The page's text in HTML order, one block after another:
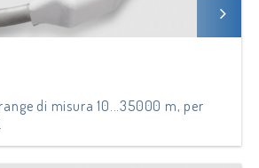
di misura 10...35000 m, per